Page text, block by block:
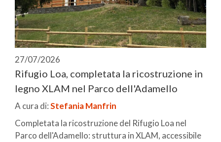
27/07/2026
Rifugio Loa, completata la ricostruzione in
legno XLAM nel Parco dell'Adamello
A cura di:Stefania Manfrin
Completata la ricostruzione del Rifugio Loa nel
Parco dell'Adamello: struttura in XLAM, accessibile